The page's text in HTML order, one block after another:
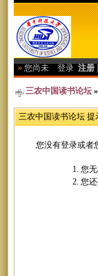
» 您尚未 登录 注册
三农中国读书论坛
三农中国读书论坛 提
您没有登录或者
您
您